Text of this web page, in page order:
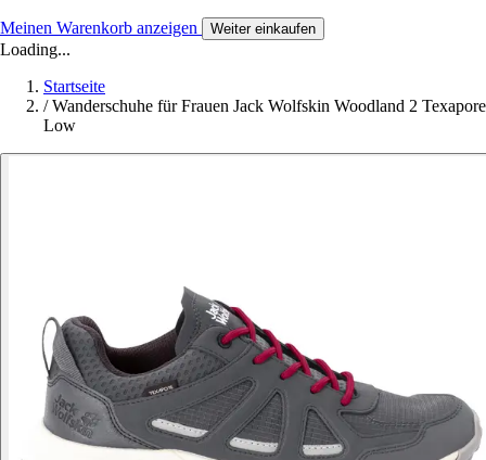
Meinen Warenkorb anzeigen Weiter einkaufen
Loading...
Startseite
/ Wanderschuhe für Frauen Jack Wolfskin Woodland 2 Texapore
Low